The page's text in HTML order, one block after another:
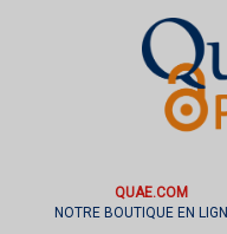
QUAE.COM
NOTRE BOUTIQUE EN